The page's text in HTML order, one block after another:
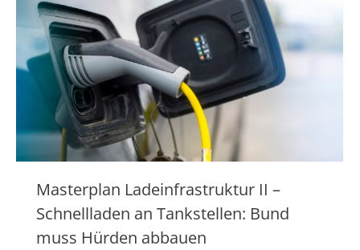
Masterplan Ladeinfrastruktur II –
Schnellladen an Tankstellen: Bund
muss Hürden abbauen